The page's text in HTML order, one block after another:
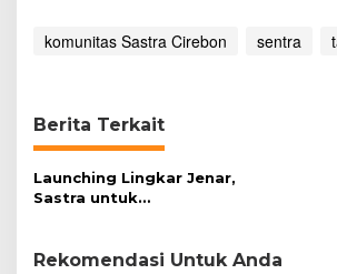
u
komunitas Sastra Cirebon sentra
Berita Terkait
Launching Lingkar Jenar,
Sastra untuk
Rekomendasi Untuk Anda